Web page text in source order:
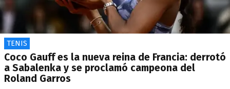
TENIS
Coco Gauff es la nueva reina de Francia: derrotó
a Sabalenka y se proclamó campeona del
Roland Garros